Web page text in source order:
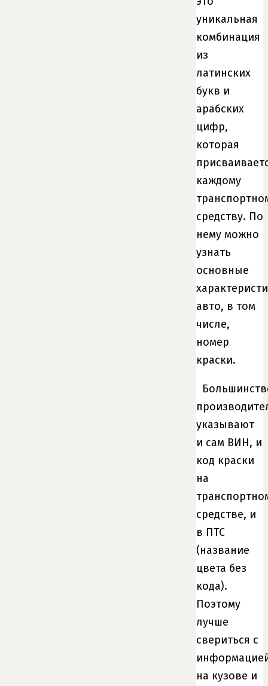
уникальная
комбинация
из
латинских
букв и
арабских
цифр,
которая
каждому
средству. По
нему можно
узнать
основные
авто, в том
числе,
номер
краски.
указывают
и сам ВИН, и
код краски
на
средстве, и
в ПТС
(название
цвета без
кода).
Поэтому
лучше
свериться с
на кузове и